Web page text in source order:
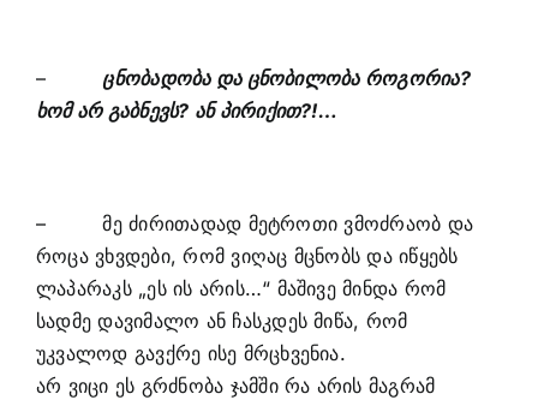
– ცნობადობა და ცნობილობა როგორია?
ხომ არ გაბნევს? ან პირიქით?!…
– მე ძირითადად მეტროთი ვმოძრაობ და
როცა ვხვდები, რომ ვიღაც მცნობს და იწყებს
ლაპარაკს „ეს ის არის…“ მაშივე მინდა რომ
სადმე დავიმალო ან ჩასკდეს მიწა, რომ
უკვალოდ გავქრე ისე მრცხვენია.
არ ვიცი ეს გრძნობა ჯამში რა არის მაგრამ